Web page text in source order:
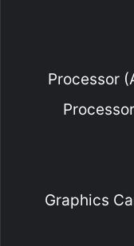
Processor
Graphics